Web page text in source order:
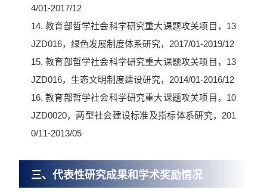
4/01-2017/12
14. 教育部哲学社会科学研究重大课题攻关项目，13
JZD016，绿色发展制度体系研究，2017/01-2019/12
15. 教育部哲学社会科学研究重大课题攻关项目，13
JZD016，生态文明制度建设研究，2014/01-2016/12
16. 教育部哲学社会科学研究重大课题攻关项目，10
JZD0020，两型社会建设标准及指标体系研究，201
0/11-2013/05
三、代表性研究成果和学术奖励情况